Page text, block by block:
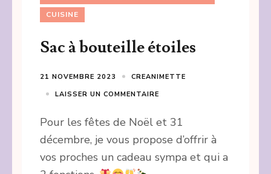
CUISINE
Sac à bouteille étoiles
21 NOVEMBRE 2023
CREANIMETTE
LAISSER UN COMMENTAIRE
Pour les fêtes de Noël et 31
décembre, je vous propose d’offrir à
vos proches un cadeau sympa et qui a